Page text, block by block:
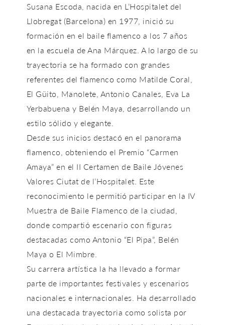
Susana Escoda, nacida en L’Hospitalet del
Llobregat (Barcelona) en 1977, inició su
formación en el baile flamenco a los 7 años
en la escuela de Ana Márquez. A lo largo de su
trayectoria se ha formado con grandes
referentes del flamenco como Matilde Coral,
El Güito, Manolete, Antonio Canales, Eva La
Yerbabuena y Belén Maya, desarrollando un
estilo sólido y elegante.
Desde sus inicios destacó en el panorama
flamenco, obteniendo el Premio “Carmen
Amaya” en el II Certamen de Baile Jóvenes
Valores Ciutat de l’Hospitalet. Este
reconocimiento le permitió participar en la IV
Muestra de Baile Flamenco de la ciudad,
donde compartió escenario con figuras
destacadas como Antonio “El Pipa”, Belén
Maya o El Mimbre.
Su carrera artística la ha llevado a formar
parte de importantes festivales y escenarios
nacionales e internacionales. Ha desarrollado
una destacada trayectoria como solista por